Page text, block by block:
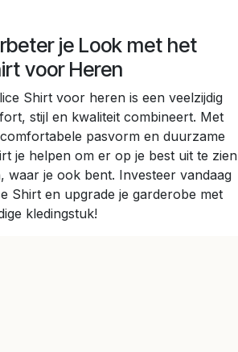
je Look met het
voor Heren
Shirt voor heren is een veelzijdig
stijl en kwaliteit combineert. Met
pasvorm en duurzame
je helpen om er op je best uit te zien
waar je ook bent. Investeer vandaag
Shirt en upgrade je garderobe met
kledingstuk!